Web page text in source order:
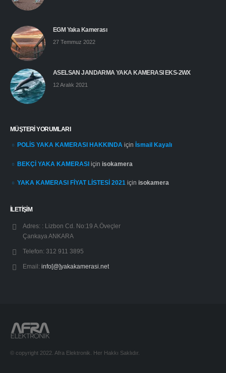
EGM Yaka Kamerası
27 Temmuz 2022
ASELSAN JANDARMA YAKA KAMERASI EKS-2WX
12 Aralık 2021
MÜŞTERI YORUMLARI
POLİS YAKA KAMERASI HAKKINDA için İsmail Kayalı
BEKÇİ YAKA KAMERASI için isokamera
YAKA KAMERASI FİYAT LİSTESİ 2021 için isokamera
İLETİŞİM
Adres: : Lizbon Cd. No:19 A.Öveçler
Çankaya ANKARA
Telefon: 312 911 3895
Email: info[@]yakakamerasi.net
© copyright 2022. Afra Elektronik. Her Hakkı Saklıdır.